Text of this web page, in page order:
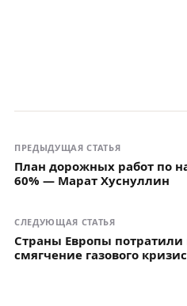
ПРЕДЫДУЩАЯ СТАТЬЯ
План дорожных работ по
60% — Марат Хуснуллин
СЛЕДУЮЩАЯ СТАТЬЯ
Страны Европы
смягчение газового